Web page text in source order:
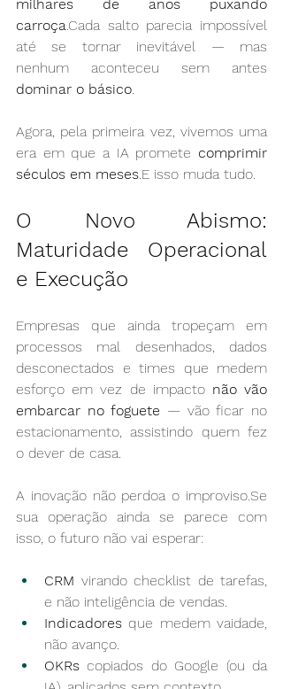
milhares de anos puxando
carroça.Cada salto parecia impossível
até se tornar inevitável — mas
dominar o básico.
Agora, pela primeira vez, vivemos uma
era em que a IA promete comprimir
séculos em meses.E isso muda tudo.
O Novo Abismo:
Maturidade Operacional
e Execução
Empresas que ainda tropeçam em
processos mal desenhados, dados
desconectados e times que medem
esforço em vez de impacto não vão
embarcar no foguete — vão ficar no
estacionamento, assistindo quem fez
o dever de casa.
A inovação não perdoa o improviso.Se
sua operação ainda se parece com
isso, o futuro não vai esperar:
CRM virando checklist de tarefas,
e não inteligência de vendas.
Indicadores que medem vaidade,
não avanço.
OKRs copiados do Google (ou da